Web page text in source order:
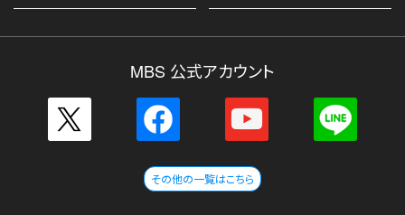
MBS 公式アカウント
その他の一覧はこちら